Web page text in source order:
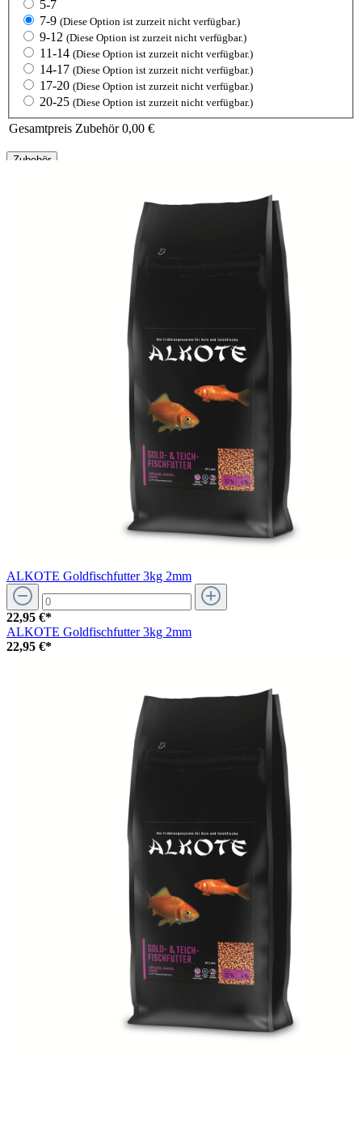
5-7
7-9 (Diese Option ist zurzeit nicht verfügbar.)
9-12 (Diese Option ist zurzeit nicht verfügbar.)
11-14 (Diese Option ist zurzeit nicht verfügbar.)
14-17 (Diese Option ist zurzeit nicht verfügbar.)
17-20 (Diese Option ist zurzeit nicht verfügbar.)
20-25 (Diese Option ist zurzeit nicht verfügbar.)
Gesamtpreis Zubehör 0,00 €
Zubehör
ALKOTE Goldfischfutter 3kg 2mm
22,95 €*
ALKOTE Goldfischfutter 3kg 2mm
22,95 €*